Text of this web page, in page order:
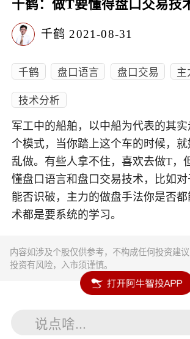
千鹤：做T要懂得盘口交易技
千鹤 2021-08-31
千鹤 盘口语言 盘口交易
主
技术分析
军工中的船舶，以中船为代表的其
个模式，当你踏上这个车的时候，就
乱做。有些人拿不住，喜欢去做T，
懂盘口语言和盘口交易技术，比如
能否识破，主力的做盘手法你是否
术都是要系统的学习。
内容如涉及个股仅供参考，不构成任何投资建议
投资有风险，入市须谨慎。
说点啥...